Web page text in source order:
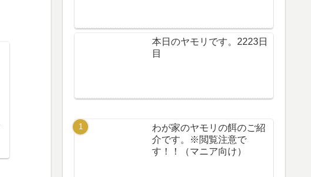
本日のヤモリです。2223日
目
わが家のヤモリの餌のご紹
介です。※閲覧注意で
す！！（マニア向け）